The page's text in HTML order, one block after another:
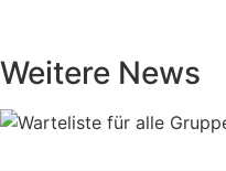
Weitere News